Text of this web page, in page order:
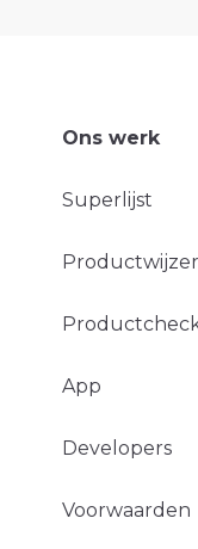
Ons werk
Superlijst
App
Developers
Voorwaarden